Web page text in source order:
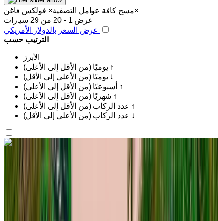
مسح كافة عوامل التصفية× فولكس فاغن
×
عرض 1 - 20 من 29 سيارات
الترتيب حسب
الأبرز
يوميًا (من الأقل إلى الأعلى) ↑
يوميًا (من الأعلى إلى الأقل) ↓
أسبوعيًا (من الأقل إلى الأعلى) ↑
شهريًا (من الأقل إلى الأعلى) ↑
عدد الركاب (من الأقل إلى الأعلى) ↑
عدد الركاب (من الأعلى إلى الأقل) ↓
فولكس فاغن T Roc 2023
مزايا متطورة، تصميم أنيق
مطار الرباط-سلا الدولي, الرباط